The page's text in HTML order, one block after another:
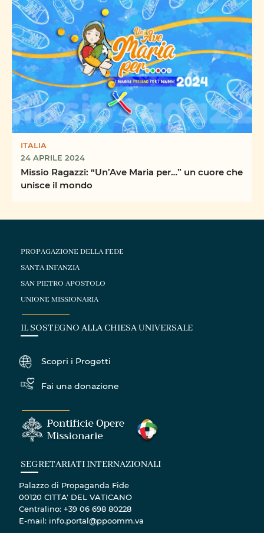
ITALIA
24 APRILE 2024
Missio Ragazzi: “Un’Ave Maria per…” un cuore che
unisce il mondo
PROPAGAZIONE DELLA FEDE
SANTA INFANZIA
SAN PIETRO APOSTOLO
UNIONE MISSIONARIA
IL SOSTEGNO ALLA CHIESA UNIVERSALE
Scopri i Progetti
Fai una donazione
SEGRETARIATI INTERNAZIONALI
Palazzo di Propaganda Fide
00120 CITTA' DEL VATICANO
Centralino: +39 06 698 80228
E-mail: info.portal@ppoomm.va